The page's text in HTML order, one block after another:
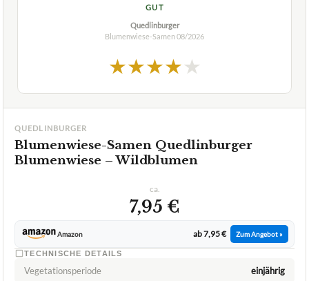
GUT
Quedlinburger
Blumenwiese-Samen08/2026
★★★★★
QUEDLINBURGER
Blumenwiese-Samen Quedlinburger
Blumenwiese – Wildblumen
ca.
7,95 €
Amazon ab 7,95 € Zum Angebot »
TECHNISCHE DETAILS
Vegetationsperiode einjährig